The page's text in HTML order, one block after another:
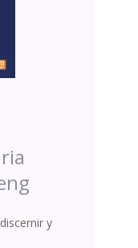
y